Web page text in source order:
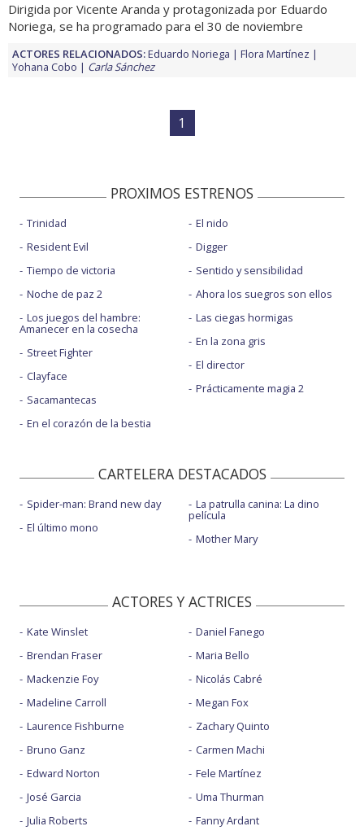
Dirigida por Vicente Aranda y protagonizada por Eduardo
Noriega, se ha programado para el 30 de noviembre
ACTORES RELACIONADOS:Eduardo Noriega
Flora Martínez
Yohana Cobo
Carla Sánchez
1
PROXIMOS ESTRENOS
Trinidad
Resident Evil
Tiempo de victoria
Noche de paz 2
Los juegos del hambre:
Amanecer en la cosecha
Street Fighter
Clayface
Sacamantecas
En el corazón de la bestia
El nido
Digger
Sentido y sensibilidad
Ahora los suegros son ellos
Las ciegas hormigas
En la zona gris
El director
Prácticamente magia 2
CARTELERA DESTACADOS
Spider-man: Brand new day
El último mono
La patrulla canina: La dino
película
Mother Mary
ACTORES Y ACTRICES
Kate Winslet
Brendan Fraser
Mackenzie Foy
Madeline Carroll
Laurence Fishburne
Bruno Ganz
Edward Norton
José Garcia
Julia Roberts
Daniel Fanego
Maria Bello
Nicolás Cabré
Megan Fox
Zachary Quinto
Carmen Machi
Fele Martínez
Uma Thurman
Fanny Ardant